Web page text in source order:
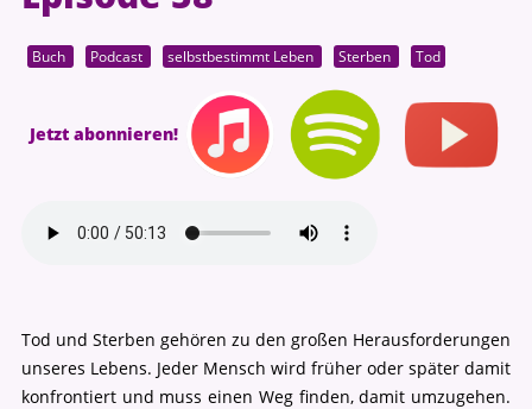
Buch Podcast selbstbestimmt Leben Sterben Tod
Jetzt abonnieren!
Tod und Sterben gehören zu den großen Herausforderungen
unseres Lebens. Jeder Mensch wird früher oder später damit
konfrontiert und muss einen Weg finden, damit umzugehen.